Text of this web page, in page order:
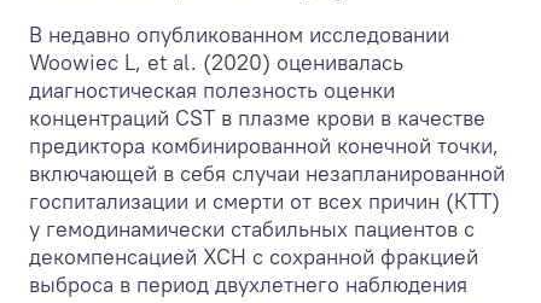
В недавно опубликованном исследовании
Woowiec L, et al. (2020) оценивалась
диагностическая полезность оценки
концентраций CST в плазме крови в качестве
предиктора комбинированной конечной точки,
включающей в себя случаи незапланированной
госпитализации и смерти от всех причин (КТТ)
у гемодинамически стабильных пациентов с
декомпенсацией ХСН с сохранной фракцией
выброса в период двухлетнего наблюдения